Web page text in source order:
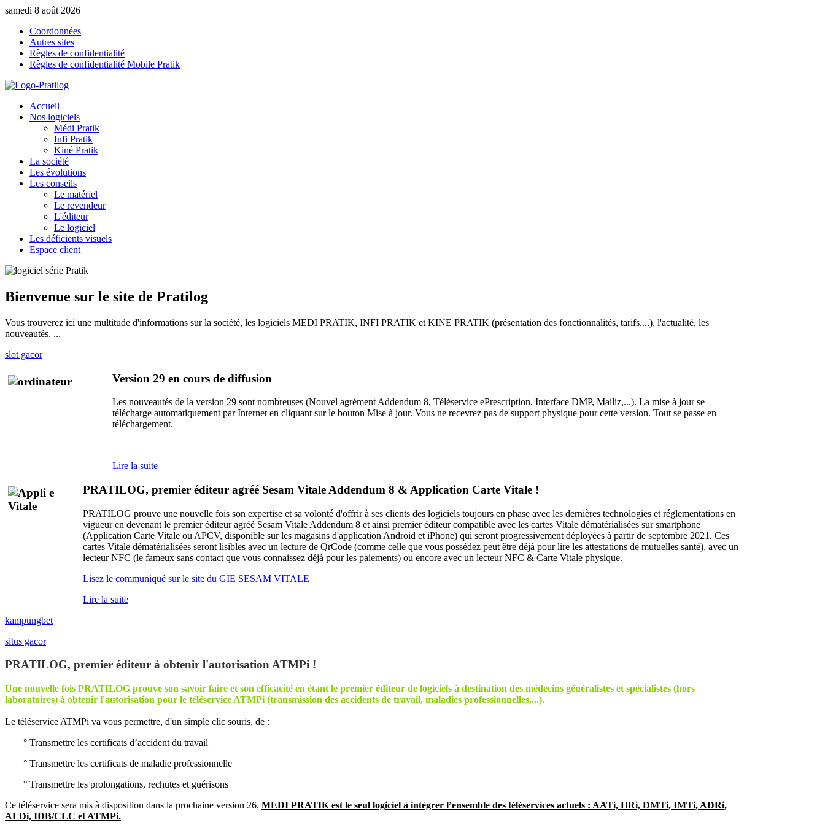
samedi 8 août 2026
Coordonnées
Autres sites
Règles de confidentialité
Règles de confidentialité Mobile Pratik
Accueil
Nos logiciels
Médi Pratik
Infi Pratik
Kiné Pratik
La société
Les évolutions
Les conseils
Le matériel
Le revendeur
L'éditeur
Le logiciel
Les déficients visuels
Espace client
Bienvenue sur le site de Pratilog
Vous trouverez ici une multitude d'informations sur la société, les logiciels MEDI PRATIK, INFI PRATIK et KINE PRATIK (présentation des fonctionnalités, tarifs,...), l'actualité, les
nouveautés, ...
slot gacor
Version 29 en cours de diffusion
Les nouveautés de la version 29 sont nombreuses (Nouvel agrément Addendum 8, Téléservice ePrescription, Interface DMP, Mailiz,...). La mise à jour se
télécharge automatiquement par Internet en cliquant sur le bouton Mise à jour. Vous ne recevrez pas de support physique pour cette version. Tout se passe en
téléchargement.
Lire la suite
PRATILOG, premier éditeur agréé Sesam Vitale Addendum 8 & Application Carte Vitale !
PRATILOG prouve une nouvelle fois son expertise et sa volonté d'offrir à ses clients des logiciels toujours en phase avec les dernières technologies et réglementations en
vigueur en devenant le premier éditeur agréé Sesam Vitale Addendum 8 et ainsi premier éditeur compatible avec les cartes Vitale dématérialisées sur smartphone
(Application Carte Vitale ou APCV, disponible sur les magasins d'application Android et iPhone) qui seront progressivement déployées à partir de septembre 2021. Ces
cartes Vitale dématérialisées seront lisibles avec un lecture de QrCode (comme celle que vous possédez peut être déjà pour lire les attestations de mutuelles santé), avec un
lecteur NFC (le fameux sans contact que vous connaissez déjà pour les paiements) ou encore avec un lecteur NFC & Carte Vitale physique.
Lisez le communiqué sur le site du GIE SESAM VITALE
Lire la suite
kampungbet
situs gacor
PRATILOG, premier éditeur à obtenir l'autorisation ATMPi !
Une nouvelle fois PRATILOG prouve son savoir faire et son efficacité en étant le premier éditeur de logiciels à destination des médecins généralistes et spécialistes (hors
laboratoires) à obtenir l'autorisation pour le téléservice ATMPi (transmission des accidents de travail, maladies professionnelles,...).
Le téléservice ATMPi va vous permettre, d'un simple clic souris, de :
° Transmettre les certificats d’accident du travail
° Transmettre les certificats de maladie professionnelle
° Transmettre les prolongations, rechutes et guérisons
Ce téléservice sera mis à disposition dans la prochaine version 26. MEDI PRATIK est le seul logiciel à intégrer l’ensemble des téléservices actuels : AATi, HRi, DMTi, IMTi, ADRi,
ALDi, IDB/CLC et ATMPi.